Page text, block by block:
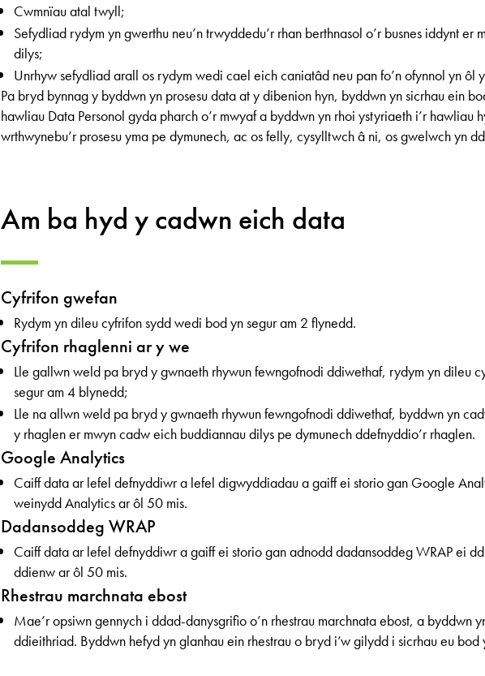
Cwmnïau atal twyll;
Sefydliad rydym yn gwerthu neu’n trwyddedu’r rhan berthnasol o’r busnes iddynt er
dilys;
Unrhyw sefydliad arall os rydym wedi cael eich caniatâd neu pan fo’n ofynnol yn ôl
Pa bryd bynnag y byddwn yn prosesu data at y dibenion hyn, byddwn yn sicrhau ein
hawliau Data Personol gyda pharch o’r mwyaf a byddwn yn rhoi ystyriaeth i’r hawliau
wrthwynebu’r prosesu yma pe dymunech, ac os felly, cysylltwch â ni, os gwelwch yn
Am ba hyd y cadwn eich data
Cyfrifon gwefan
Rydym yn dileu cyfrifon sydd wedi bod yn segur am 2 flynedd.
Cyfrifon rhaglenni ar y we
Lle gallwn weld pa bryd y gwnaeth rhywun fewngofnodi ddiwethaf, rydym yn dileu
segur am 4 blynedd;
Lle na allwn weld pa bryd y gwnaeth rhywun fewngofnodi ddiwethaf, byddwn yn
y rhaglen er mwyn cadw eich buddiannau dilys pe dymunech ddefnyddio’r rhaglen.
Google Analytics
Caiff data ar lefel defnyddiwr a lefel digwyddiadau a gaiff ei storio gan Google
weinydd Analytics ar ôl 50 mis.
Dadansoddeg WRAP
Caiff data ar lefel defnyddiwr a gaiff ei storio gan adnodd dadansoddeg WRAP ei
ddienw ar ôl 50 mis.
Rhestrau marchnata ebost
Mae’r opsiwn gennych i ddad-danysgrifio o’n rhestrau marchnata ebost, a byddwn
ddieithriad. Byddwn hefyd yn glanhau ein rhestrau o bryd i’w gilydd i sicrhau eu bod